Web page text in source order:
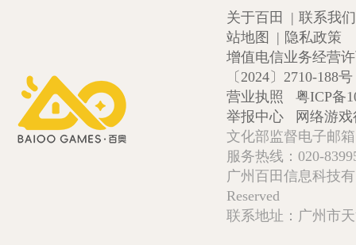
关于百田 | 联系我们
站地图
| 隐私政策
增值电信业务经营
〔2024〕2710-188号
营业执照
粤ICP备
举报中心
网络游
文化部监督电子邮
服务热线：020-
广州百田信息科技
Reserved
联系地址：广州市